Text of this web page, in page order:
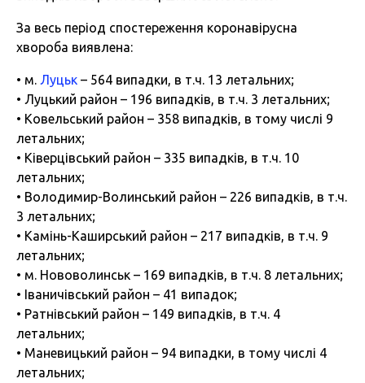
За весь період спостереження коронавірусна
хвороба виявлена:
• м. Луцьк – 564 випадки, в т.ч. 13 летальних;
• Луцький район – 196 випадків, в т.ч. 3 летальних;
• Ковельський район – 358 випадків, в тому числі 9
летальних;
• Ківерцівський район – 335 випадків, в т.ч. 10
летальних;
• Володимир-Волинський район – 226 випадків, в т.ч.
3 летальних;
• Камінь-Каширський район – 217 випадків, в т.ч. 9
летальних;
• м. Нововолинськ – 169 випадків, в т.ч. 8 летальних;
• Іваничівський район – 41 випадок;
• Ратнівський район – 149 випадків, в т.ч. 4
летальних;
• Маневицький район – 94 випадки, в тому числі 4
летальних;